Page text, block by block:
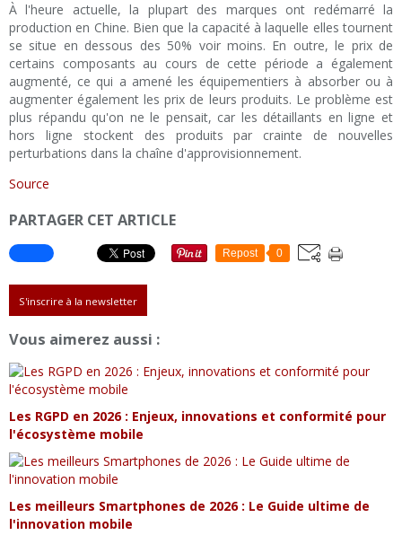
À l'heure actuelle, la plupart des marques ont redémarré la
production en Chine. Bien que la capacité à laquelle elles tournent
se situe en dessous des 50% voir moins. En outre, le prix de
certains composants au cours de cette période a également
augmenté, ce qui a amené les équipementiers à absorber ou à
augmenter également les prix de leurs produits. Le problème est
plus répandu qu'on ne le pensait, car les détaillants en ligne et
hors ligne stockent des produits par crainte de nouvelles
perturbations dans la chaîne d'approvisionnement.
Source
PARTAGER CET ARTICLE
Repost 0
S'inscrire à la newsletter
Vous aimerez aussi :
Les RGPD en 2026 : Enjeux, innovations et conformité pour
l'écosystème mobile
Les meilleurs Smartphones de 2026 : Le Guide ultime de
l'innovation mobile